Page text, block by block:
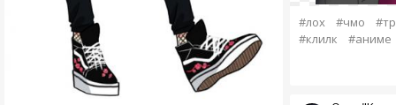
#лох #чмо
#клилк
#аниме